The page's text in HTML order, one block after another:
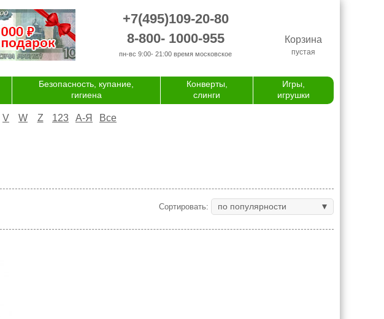
+7(495)109-20-80
8-800- 1000-955
пн-вс 9:00- 21:00 время московское
Корзина
пустая
Безопасность, купание,
гигиена
Конверты,
слинги
Игры,
игрушки
V W Z 123 А-Я Все
Сортировать: по популярности